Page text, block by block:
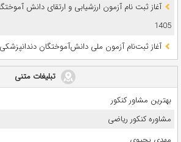
آغاز ثبت نام آزمون‌ ارزشیابی و ارتقای دانش
1405
آغاز ثبت‌نام آزمون ملی دانش‌آموختگان دندانپزشکی
تبلیغات متنی
بهترین مشاور کنکور
مشاوره کنکور ریاضی